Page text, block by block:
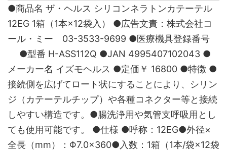
●商品名 ザ・ヘルス シリコンネラトンカテーテル
12EG 1箱（1本×12袋入） ●広告文責：株式会社コ
ール・ミー 03-3533-9699 ●医療機具登録番号
●型番 H-ASS112Q ●JAN 4995407102043 ●
メーカー名 イズモヘルス ●定価￥ 16800 ●特徴 ●
接続側を広げてロート状にすることにより、シリン
ジ（カテーテルチップ）や各種コネクター等と接続
しやすい構造です。●腸洗浄用や気管支呼吸用とし
ても使用可能です。 ●仕様 ●呼称：12EG●外径×
全長（mm）：Φ7.0×360●入数：1箱（1本/袋×12袋